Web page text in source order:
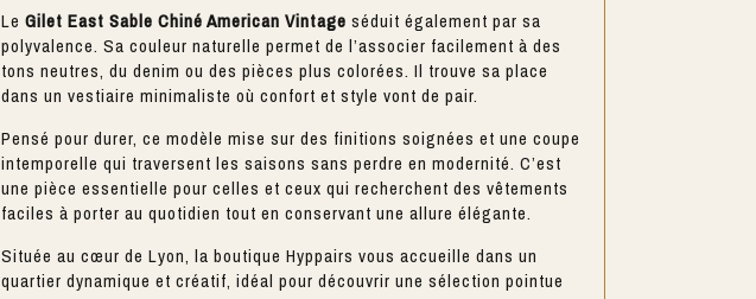
Le Gilet East Sable Chiné American Vintage séduit également par sa
polyvalence. Sa couleur naturelle permet de l’associer facilement à des
tons neutres, du denim ou des pièces plus colorées. Il trouve sa place
dans un vestiaire minimaliste où confort et style vont de pair.
Pensé pour durer, ce modèle mise sur des finitions soignées et une coupe
intemporelle qui traversent les saisons sans perdre en modernité. C’est
une pièce essentielle pour celles et ceux qui recherchent des vêtements
faciles à porter au quotidien tout en conservant une allure élégante.
Située au cœur de Lyon, la boutique Hyppairs vous accueille dans un
quartier dynamique et créatif, idéal pour découvrir une sélection pointue